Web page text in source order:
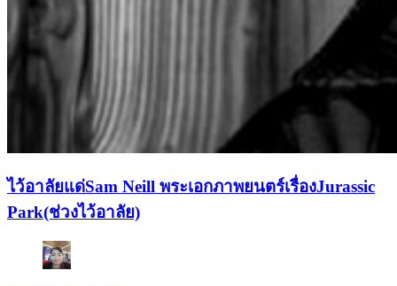
ไว้อาลัยแด่Sam Neill พระเอกภาพยนตร์เรื่องJurassic
Park(ช่วงไว้อาลัย)